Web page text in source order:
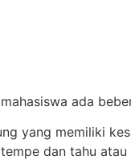
ada
yang memiliki
dan tahu